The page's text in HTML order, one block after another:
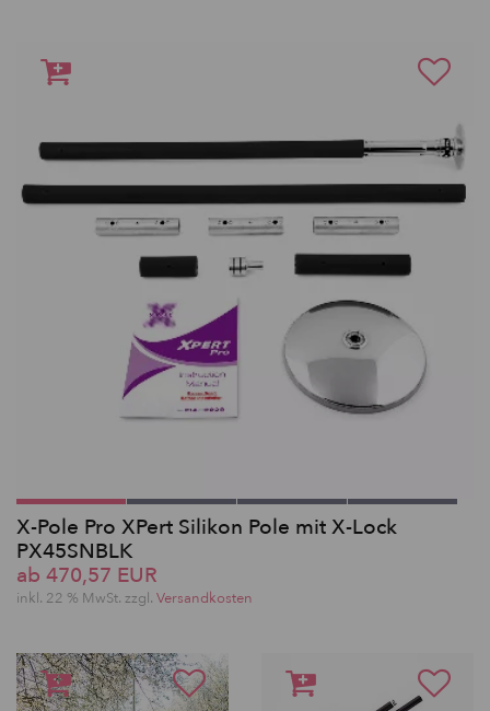
X-Pole Pro XPert Silikon Pole mit X-Lock
PX45SNBLK
ab 470,57 EUR
inkl. 22 % MwSt. zzgl. Versandkosten